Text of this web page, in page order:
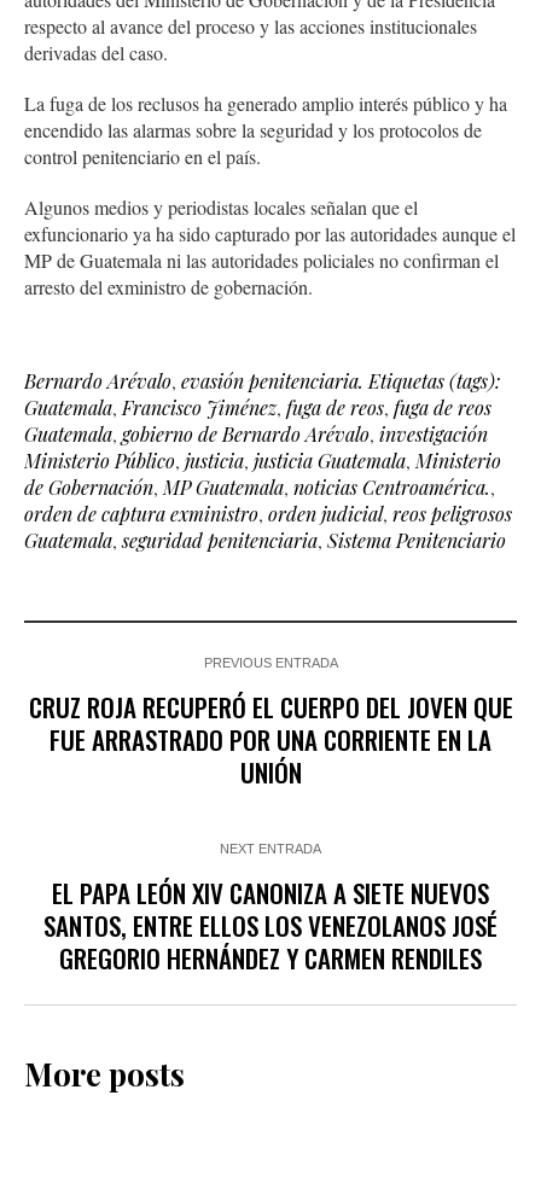
respecto al avance del proceso y las acciones institucionales
derivadas del caso.
La fuga de los reclusos ha generado amplio interés público y ha
encendido las alarmas sobre la seguridad y los protocolos de
control penitenciario en el país.
Algunos medios y periodistas locales señalan que el
exfuncionario ya ha sido capturado por las autoridades aunque el
MP de Guatemala ni las autoridades policiales no confirman el
arresto del exministro de gobernación.
Bernardo Arévalo, evasión penitenciaria. Etiquetas (tags):
Guatemala, Francisco Jiménez, fuga de reos, fuga de reos
Guatemala, gobierno de Bernardo Arévalo, investigación
Ministerio Público, justicia, justicia Guatemala, Ministerio
de Gobernación, MP Guatemala, noticias Centroamérica.,
orden de captura exministro, orden judicial, reos peligrosos
Guatemala,seguridad penitenciaria, Sistema Penitenciario
PREVIOUS ENTRADA
CRUZ ROJA RECUPERÓ EL CUERPO DEL JOVEN QUE
FUE ARRASTRADO POR UNA CORRIENTE EN LA
UNIÓN
NEXT ENTRADA
EL PAPA LEÓN XIV CANONIZA A SIETE NUEVOS
SANTOS, ENTRE ELLOS LOS VENEZOLANOS JOSÉ
GREGORIO HERNÁNDEZ Y CARMEN RENDILES
More posts